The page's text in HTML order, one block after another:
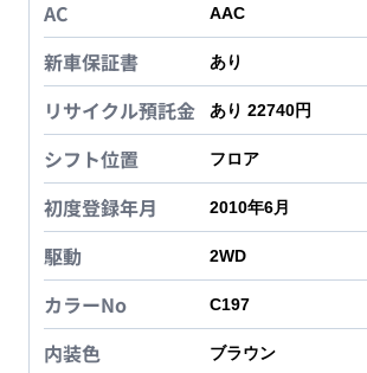
AC AAC
新車保証書 あり
リサイクル預託金 あり 22740円
シフト位置 フロア
初度登録年月 2010年6月
駆動 2WD
カラーNo C197
内装色 ブラウン